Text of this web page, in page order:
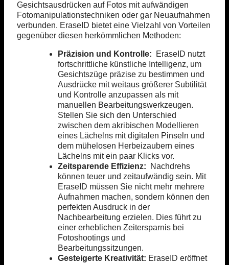
Gesichtsausdrücken auf Fotos mit aufwändigen
Fotomanipulationstechniken oder gar Neuaufnahmen
verbunden. EraseID bietet eine Vielzahl von Vorteilen
gegenüber diesen herkömmlichen Methoden:
Präzision und Kontrolle: EraseID nutzt
fortschrittliche künstliche Intelligenz, um
Gesichtszüge präzise zu bestimmen und
Ausdrücke mit weitaus größerer Subtilität
und Kontrolle anzupassen als mit
manuellen Bearbeitungswerkzeugen.
Stellen Sie sich den Unterschied
zwischen dem akribischen Modellieren
eines Lächelns mit digitalen Pinseln und
dem mühelosen Herbeizaubern eines
Lächelns mit ein paar Klicks vor.
Zeitsparende Effizienz: Nachdrehs
können teuer und zeitaufwändig sein. Mit
EraseID müssen Sie nicht mehr mehrere
Aufnahmen machen, sondern können den
perfekten Ausdruck in der
Nachbearbeitung erzielen. Dies führt zu
einer erheblichen Zeitersparnis bei
Fotoshootings und
Bearbeitungssitzungen.
Gesteigerte Kreativität: EraseID eröffnet